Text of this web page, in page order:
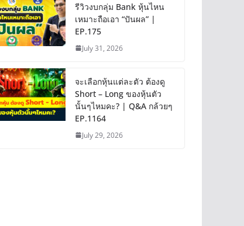
รีวิวงบกลุ่ม Bank หุ้นไหน
เหมาะถือเอา “ปันผล” |
EP.175
July 31, 2026
จะเลือกหุ้นแต่ละตัว ต้องดู
Short – Long ของหุ้นตัว
นั้นๆไหมคะ? | Q&A กล้วยๆ
EP.1164
July 29, 2026